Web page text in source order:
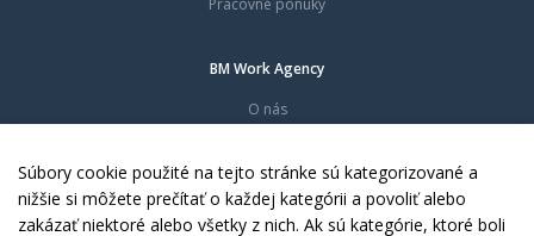
Pracovné ponuky
BM Work Agency
O nás
Dokumenty
Kontakty
Súbory cookie použité na tejto stránke sú kategorizované a
nižšie si môžete prečítať o každej kategórii a povoliť alebo
zakázať niektoré alebo všetky z nich. Ak sú kategórie, ktoré boli